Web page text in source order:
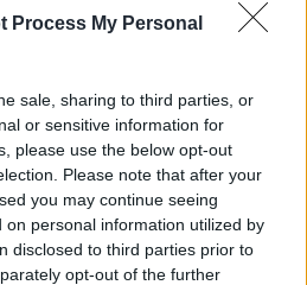
Process My Personal
sale, sharing to third parties, or
or sensitive information for
please use the below opt-out
Please note that after your
you may continue seeing
on personal information utilized by
disclosed to third parties prior to
opt-out of the further
közelebb vinné
Miller a MotoGP új